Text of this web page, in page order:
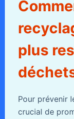
plus
Pour prévenir
crucial de